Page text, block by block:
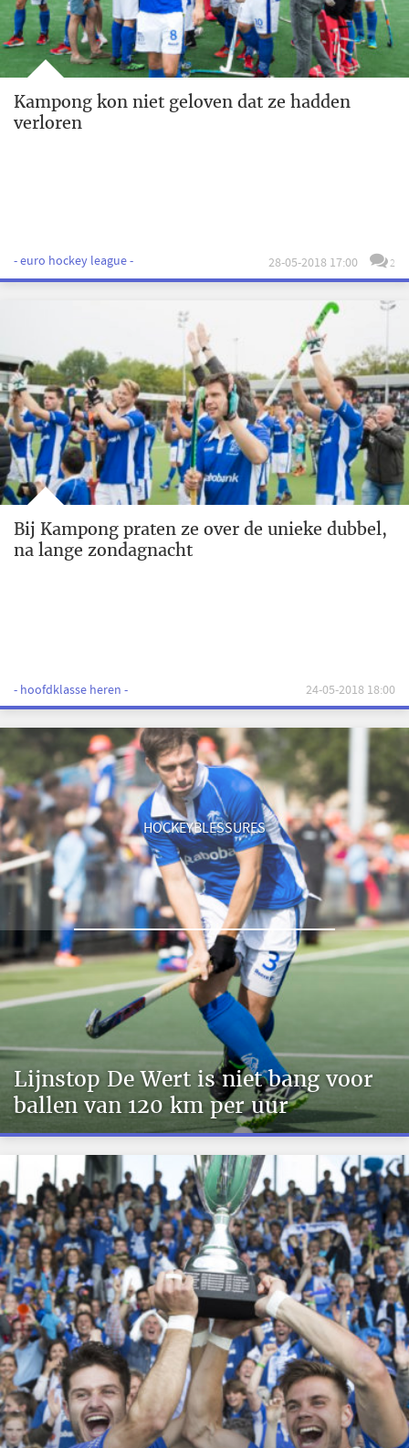
Kampong kon niet geloven dat ze hadden
verloren
- euro hockey league - 28-05-2018 17:00 2
Bij Kampong praten ze over de unieke dubbel,
na lange zondagnacht
- hoofdklasse heren - 24-05-2018 18:00
HOCKEYBLESSURES
Lijnstop De Wert is niet bang voor
ballen van 120 km per uur